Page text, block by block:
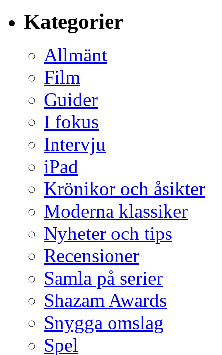
Kategorier
Allmänt
Film
Guider
I fokus
Intervju
iPad
Krönikor och åsikter
Moderna klassiker
Nyheter och tips
Recensioner
Samla på serier
Shazam Awards
Snygga omslag
Spel